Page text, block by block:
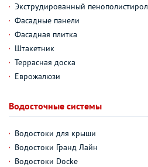
Экструдированный пенополистирол
Фасадные панели
Фасадная плитка
Штакетник
Террасная доска
Еврожалюзи
Водосточные системы
Водостоки для крыши
Водостоки Гранд Лайн
Водостоки Docke